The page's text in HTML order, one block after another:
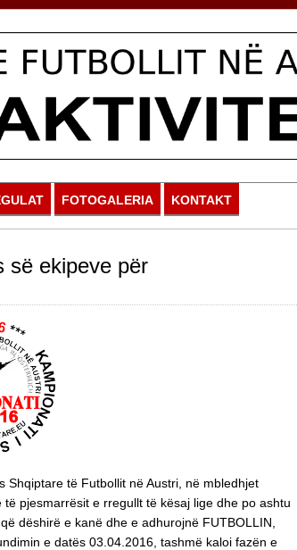
FOTOGALERIA KONTAKT
së ekipeve për
të Futbollit në Austri, në mbledhjet
pjesmarrësit e rregullt të kësaj lige dhe po ashtu
dëshirë e kanë dhe e adhurojnë FUTBOLLIN,
e datës 03.04.2016, tashmë kaloi fazën e